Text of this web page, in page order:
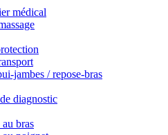
médical
jambes / repose-bras
diagnostic
bras